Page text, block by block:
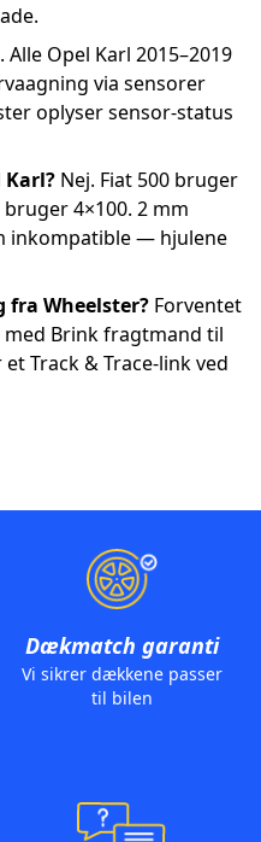
Alle Opel Karl 2015–2019
via sensorer
oplyser sensor-status
Karl? Nej. Fiat 500 bruger
4×100. 2 mm
inkompatible — hjulene
fra Wheelster? Forventet
med Brink fragtmand til
Track & Trace-link ved
Dækmatch garanti
Vi sikrer dækkene passer
til bilen